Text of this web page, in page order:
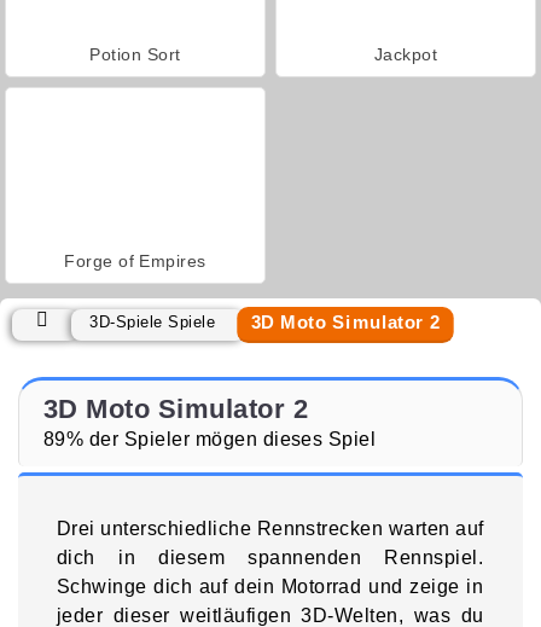
Potion Sort Jackpot
Forge of Empires
3D-Spiele Spiele 3D Moto Simulator 2
3D Moto Simulator 2
89% der Spieler mögen dieses Spiel
Drei unterschiedliche Rennstrecken warten auf
dich in diesem spannenden Rennspiel.
Schwinge dich auf dein Motorrad und zeige in
jeder dieser weitläufigen 3D-Welten, was du